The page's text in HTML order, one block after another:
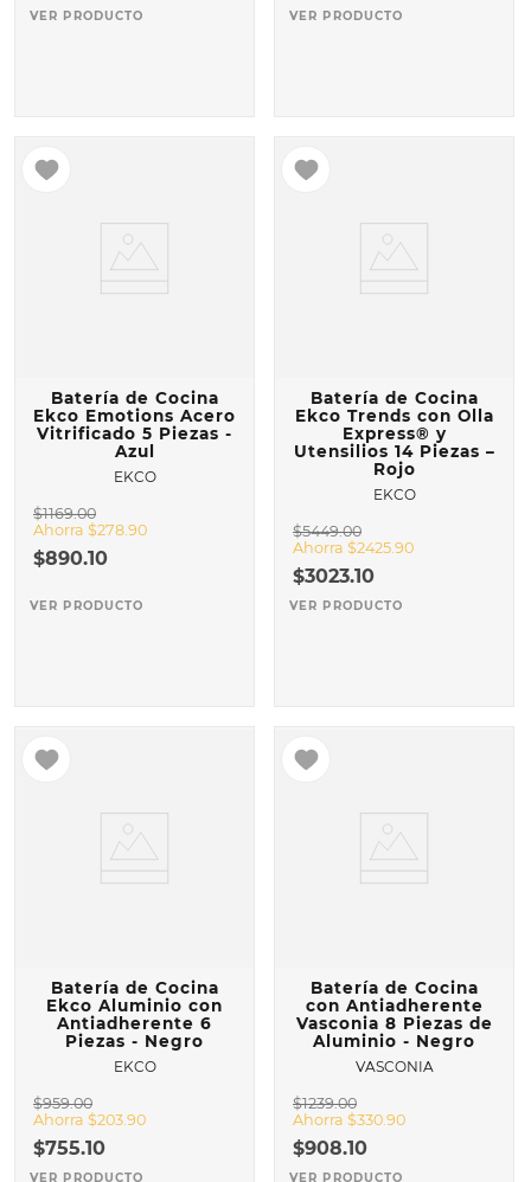
VER PRODUCTO VER PRODUCTO
Batería de Cocina
Ekco Emotions Acero
Vitrificado 5 Piezas -
Azul
EKCO
$1169.00
Ahorra $278.90
$890.10
VER PRODUCTO
Batería de Cocina
Ekco Trends con Olla
Express® y
Utensilios 14 Piezas –
Rojo
EKCO
$5449.00
Ahorra $2425.90
$3023.10
VER PRODUCTO
Batería de Cocina
Ekco Aluminio con
Antiadherente 6
Piezas - Negro
EKCO
$959.00
Ahorra $203.90
$755.10
VER PRODUCTO
Batería de Cocina
con Antiadherente
Vasconia 8 Piezas de
Aluminio - Negro
VASCONIA
$1239.00
Ahorra $330.90
$908.10
VER PRODUCTO